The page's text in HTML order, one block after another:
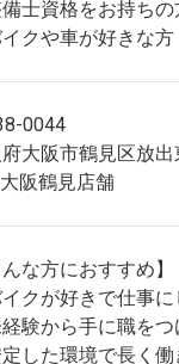
備士資格をお持ちの
イクや車が好きな方
0044
大阪市鶴見区放
阪鶴見店舗
んな方におすすめ】
イクが好きで仕事
経験から手に職を
定した環境で長く